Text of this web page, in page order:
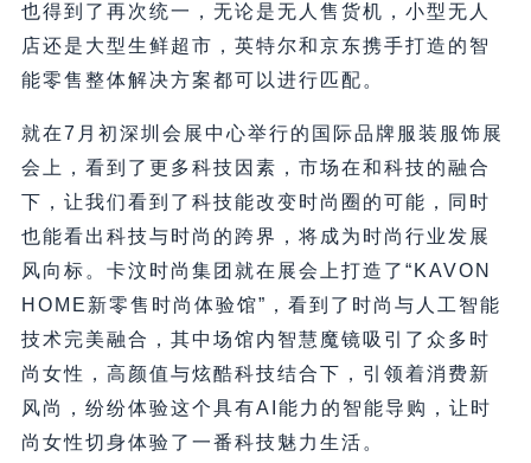
也得到了再次统一，无论是无人售货机，小型无人
店还是大型生鲜超市，英特尔和京东携手打造的智
能零售整体解决方案都可以进行匹配。
就在7月初深圳会展中心举行的国际品牌服装服饰展
会上，看到了更多科技因素，市场在和科技的融合
下，让我们看到了科技能改变时尚圈的可能，同时
也能看出科技与时尚的跨界，将成为时尚行业发展
风向标。卡汶时尚集团就在展会上打造了“KAVON
HOME新零售时尚体验馆”，看到了时尚与人工智能
技术完美融合，其中场馆内智慧魔镜吸引了众多时
尚女性，高颜值与炫酷科技结合下，引领着消费新
风尚，纷纷体验这个具有AI能力的智能导购，让时
尚女性切身体验了一番科技魅力生活。